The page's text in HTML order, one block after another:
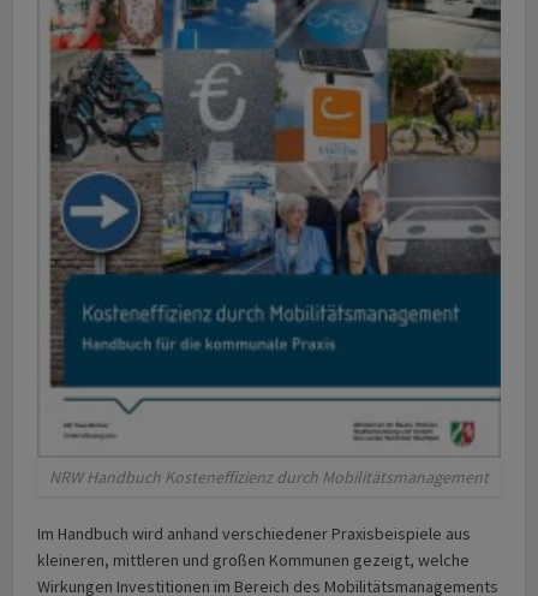
NRW Handbuch Kosteneffizienz durch Mobilitätsmanagement
Im Handbuch wird anhand verschiedener Praxisbeispiele aus
kleineren, mittleren und großen Kommunen gezeigt, welche
Wirkungen Investitionen im Bereich des Mobilitätsmanagements